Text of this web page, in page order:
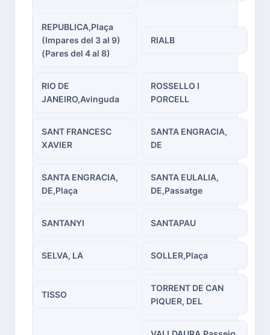
REPUBLICA,Plaça
(Impares del 3 al 9)
(Pares del 4 al 8)
RIALB
RIO DE
JANEIRO,Avinguda
ROSSELLO I
PORCELL
SANT FRANCESC
XAVIER
SANTA ENGRACIA,
DE
SANTA ENGRACIA,
DE,Plaça
SANTA EULALIA,
DE,Passatge
SANTANYI SANTAPAU
SELVA, LA SOLLER,Plaça
TISSO
TORRENT DE CAN
PIQUER, DEL